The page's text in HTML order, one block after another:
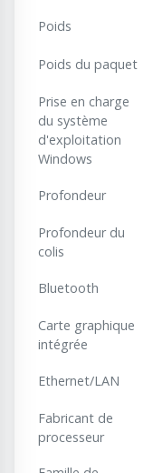
Poids
Poids du paquet
Prise en charge
du système
d'exploitation
Windows
Profondeur
Profondeur du
colis
Bluetooth
Carte graphique
intégrée
Ethernet/LAN
Fabricant de
processeur